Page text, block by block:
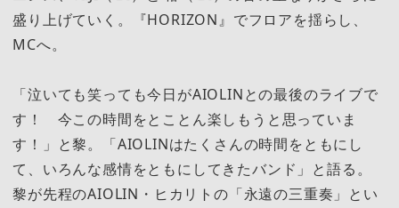
盛り上げていく。『HORIZON』でフロアを揺らし、
MCへ。
「泣いても笑っても今日がAIOLINとの最後のライブで
す！ 今この時間をとことん楽しもうと思っていま
す！」と黎。「AIOLINはたくさんの時間をともにし
て、いろんな感情をともにしてきたバンド」と語る。
黎が先程のAIOLIN・ヒカリトの「永遠の三重奏」とい